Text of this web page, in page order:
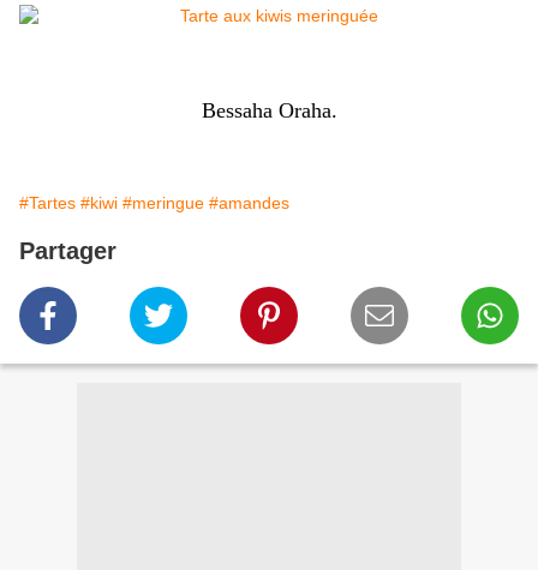
Bessaha Oraha.
#Tartes #kiwi #meringue #amandes
Partager